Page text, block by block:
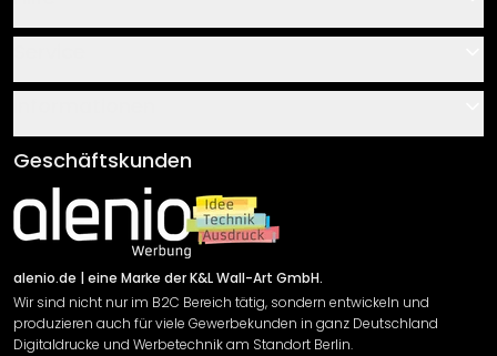
Über uns
Klebe- und Montageanleitungen
Newsletter An-/Abmeldung
Sendungsverfolgung
AGB
Impressum
Versand & Zahlung
Rücksendung
Widerrufsrecht
Datenschutzerklärung
Geschäftskunden
alenio.de | eine Marke der K&L Wall-Art GmbH.
Wir sind nicht nur im B2C Bereich tätig, sondern entwickeln und
produzieren auch für viele Gewerbekunden in ganz Deutschland
Digitaldrucke und Werbetechnik am Standort Berlin.